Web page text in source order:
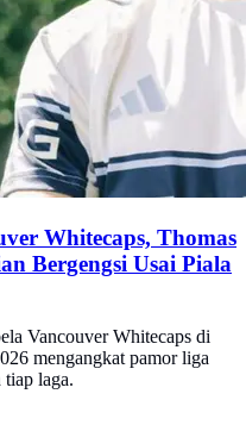
Whitecaps, Thomas
Bergengsi Usai Piala
Vancouver Whitecaps di
mengangkat pamor liga
tiap laga.